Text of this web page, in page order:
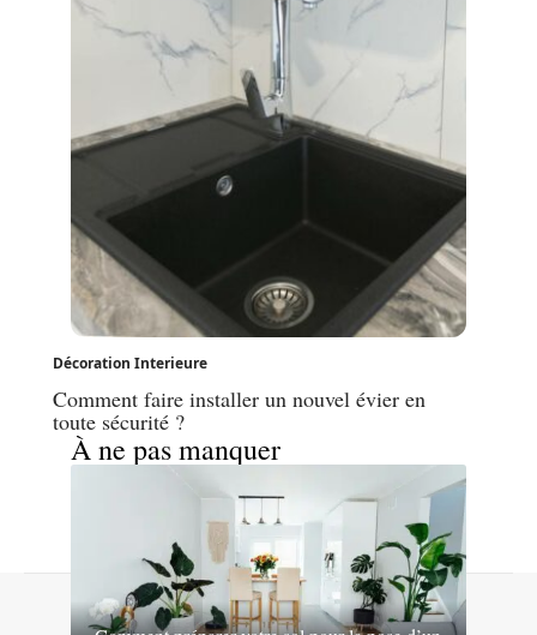
Décoration Interieure
Comment faire installer un nouvel évier en
toute sécurité ?
À ne pas manquer
Contact Mentions légales Sitemap